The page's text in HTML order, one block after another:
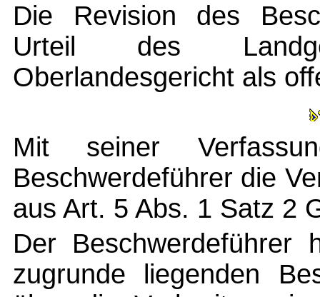
Die Revision des
Urteil des
Oberlandesgericht als
Mit seiner
Beschwerdeführer die
aus Art. 5 Abs. 1 Satz 2
Der Beschwerdeführer
zugrunde liegenden